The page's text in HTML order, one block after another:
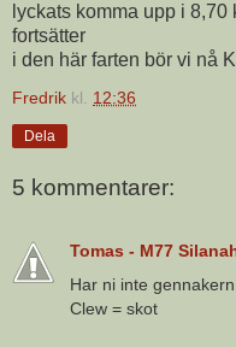
lyckats komma upp i 8,70
fortsätter
i den här farten bör vi nå
Fredrik kl. 12:36
Dela
5 kommentarer:
Tomas - M77
Har ni inte
Clew = skot